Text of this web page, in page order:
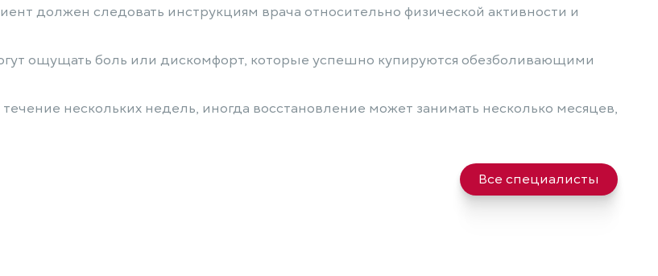
должен следовать инструкциям врача относительно физической активности и
ощущать боль или дискомфорт, которые успешно купируются обезболивающими
нескольких недель, иногда восстановление может занимать несколько месяцев,
Все специалисты